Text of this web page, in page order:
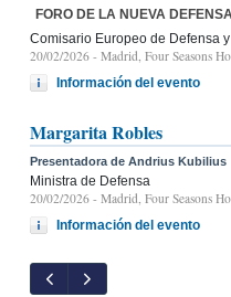
FORO DE LA NUEVA
Comisario Europeo de Defensa
20/02/2026 - Madrid, Four Seasons
Información del evento
Margarita Robles
Presentadora de Andrius Kubilius
Ministra de Defensa
20/02/2026 - Madrid, Four Seasons
Información del evento